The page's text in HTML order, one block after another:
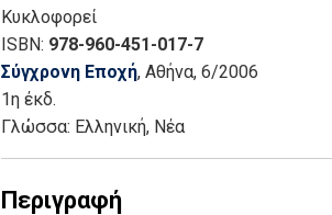
Κυκλοφορεί
ISBN: 978-960-451-017-7
Σύγχρονη Εποχή, Αθήνα, 6/2006
1η έκδ.
Γλώσσα: Ελληνική, Νέα
Περιγραφή